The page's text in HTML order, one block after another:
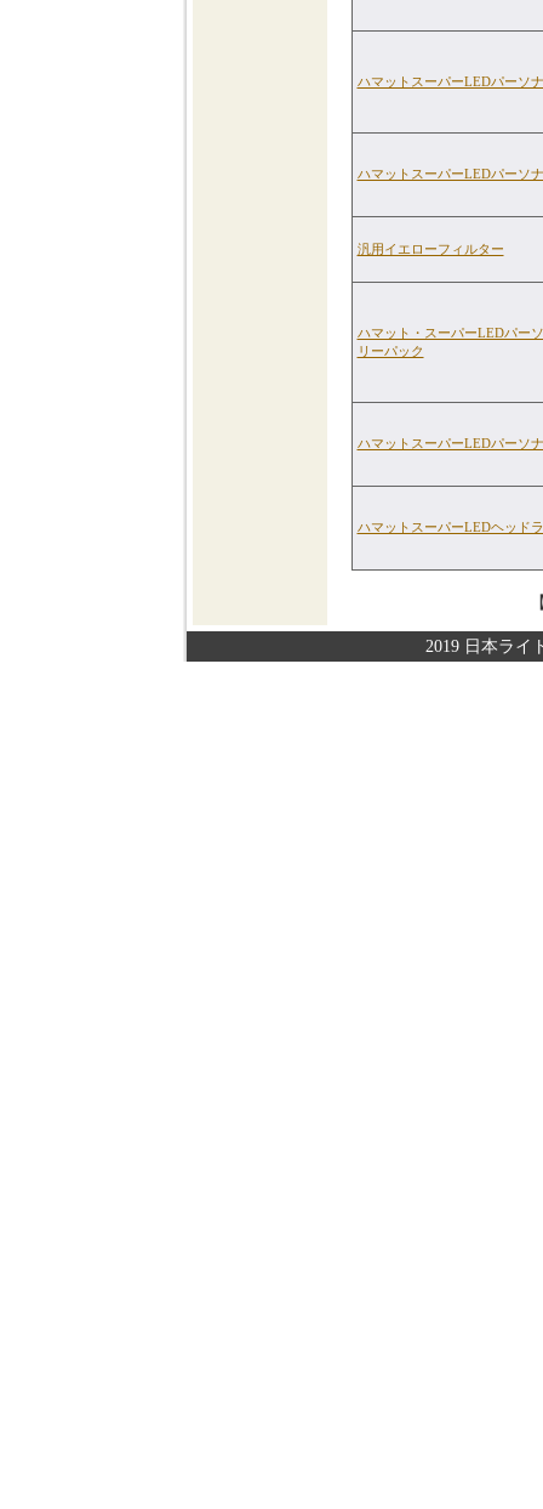
ハマットスーパーLEDパーソ
ハマットスーパーLEDパーソ
汎用イエローフィルター
ハマット・スーパーLEDパー
リーパック
ハマットスーパーLEDパーソ
ハマットスーパーLEDヘッド
2019 日本ライ